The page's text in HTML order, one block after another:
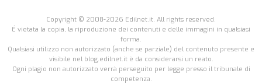
Copyright © 2008-2026 Edilnet.it. All rights reserved.
É vietata la copia, la riproduzione dei contenuti e delle immagini in qualsiasi
forma.
Qualsiasi utilizzo non autorizzato (anche se parziale) del contenuto presente e
visibile nel blog.edilnet.it è da considerarsi un reato.
Ogni plagio non autorizzato verrà perseguito per legge presso il tribunale di
competenza.